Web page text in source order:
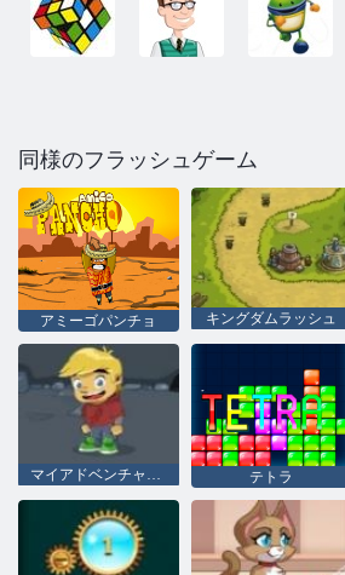
同様のフラッシュゲーム
アミーゴパンチョ キングダムラッシュ
マイアドベンチャーブック2 テトラ